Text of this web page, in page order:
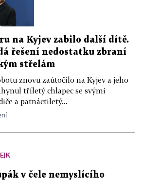
na Kyjev zabilo další dítě.
řešení nedostatku zbraní
střelám
znovu zaútočilo na Kyjev a jeho
tříletý chlapec se svými
a patnáctiletý...
v čele nemyslícího